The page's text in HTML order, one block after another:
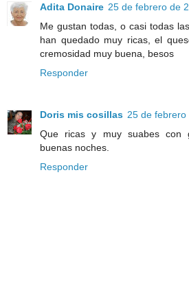
Adita Donaire 25 de febrero de
Me gustan todas, o casi todas
han quedado muy ricas, el
cremosidad muy buena, besos
Responder
Doris mis cosillas 25 de febrero
Que ricas y muy suabes con
buenas noches.
Responder